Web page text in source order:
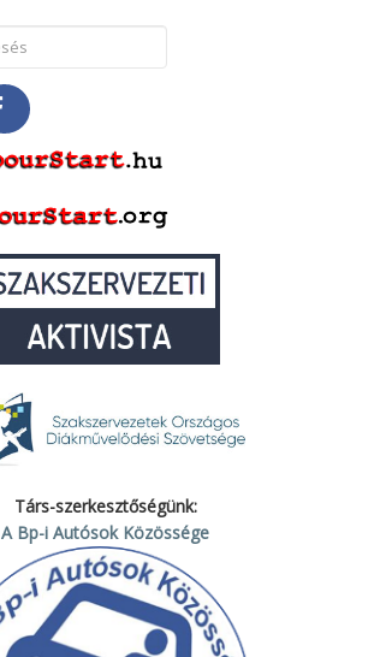
Társ-szerkesztőségünk:
A Bp-i Autósok Közössége